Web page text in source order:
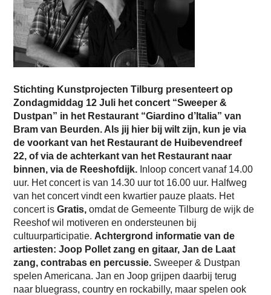
Stichting Kunstprojecten Tilburg presenteert op
Zondagmiddag 12 Juli het concert “Sweeper &
Dustpan” in het Restaurant “Giardino d’Italia” van
Bram van Beurden. Als jij hier bij wilt zijn, kun je via
de voorkant van het Restaurant de Huibevendreef
22, of via de achterkant van het Restaurant naar
binnen, via de Reeshofdijk. Inloop concert vanaf 14.00
uur. Het concert is van 14.30 uur tot 16.00 uur. Halfweg
van het concert vindt een kwartier pauze plaats. Het
concert isGratis, omdat de Gemeente Tilburg de wijk de
Reeshof wil motiveren en ondersteunen bij
cultuurparticipatie. Achtergrond informatie van de
artiesten: Joop Pollet zang en gitaar, Jan de Laat
zang, contrabas en percussie. Sweeper & Dustpan
spelen Americana. Jan en Joop grijpen daarbij terug
naar bluegrass, country en rockabilly, maar spelen ook